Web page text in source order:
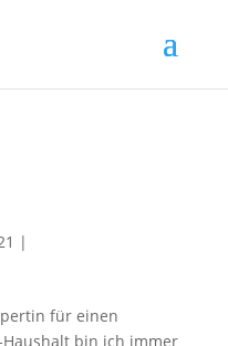
|
für einen
Haushalt bin ich immer